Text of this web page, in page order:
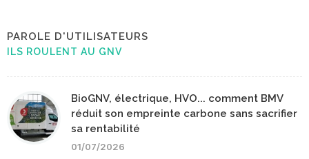
PAROLE D'UTILISATEURS
ILS ROULENT AU GNV
BioGNV, électrique, HVO... comment BMV
réduit son empreinte carbone sans sacrifier
sa rentabilité
01/07/2026